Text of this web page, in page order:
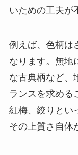
いための工夫が
例えば、色柄は
なります。無地
な古典柄など、
ランスを求める
紅梅、絞りとい
その上質さ自体